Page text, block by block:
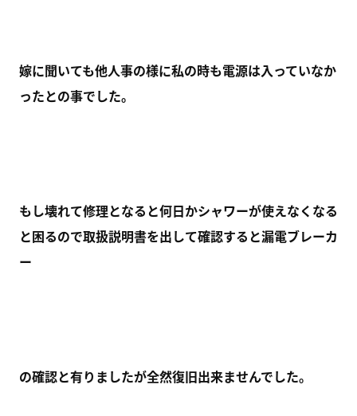
嫁に聞いても他人事の様に私の時も電源は入っていなか
ったとの事でした。
もし壊れて修理となると何日かシャワーが使えなくなる
と困るので取扱説明書を出して確認すると漏電ブレーカ
ー
の確認と有りましたが全然復旧出来ませんでした。